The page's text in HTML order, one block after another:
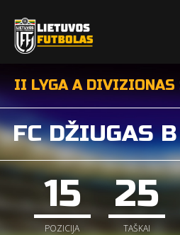
II LYGA A DIVIZIONAS
FC DŽIUGAS B
15
POZICIJA
25
TAŠKAI